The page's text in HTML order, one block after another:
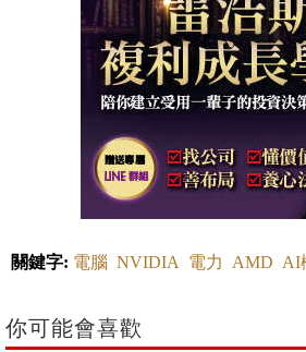
關鍵字: 電腦 NVIDIA 電力 AMD AI
你可能會喜歡